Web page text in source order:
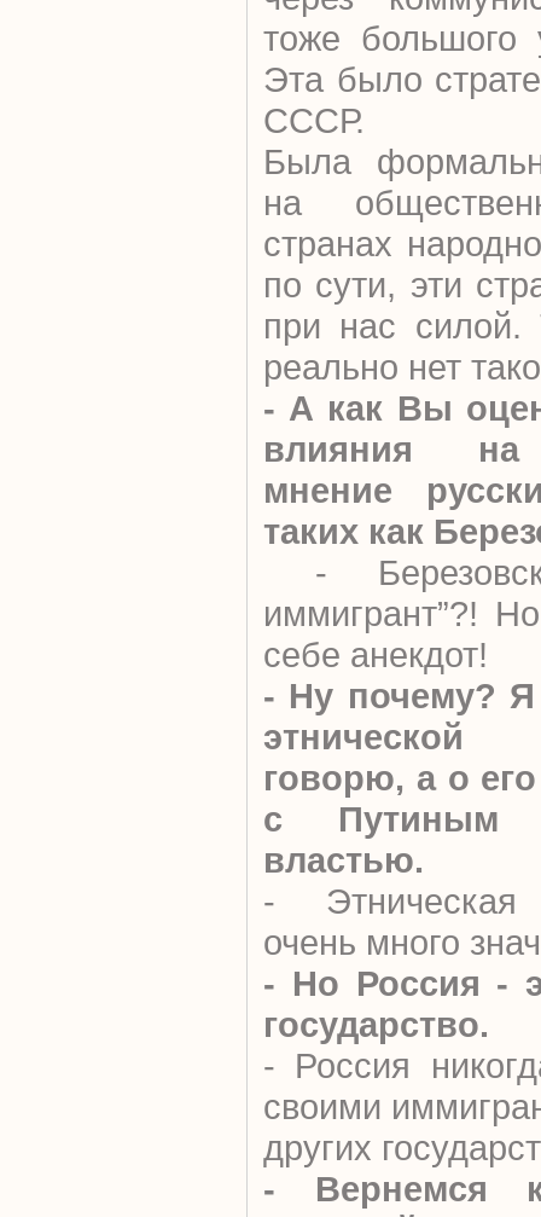
тоже большого
Эта было
СССР.
Была
на
странах
по сути, эти
при нас силой.
реально нет
- А как Вы
влияния на
мнение
таких как
-
иммигрант”?!
себе анекдот!
- Ну почему?
этнической
говорю, а о
с Путиным
властью.
- Этническая
очень много
- Но Россия -
государство.
- Россия
своими
других
- Вернемся к